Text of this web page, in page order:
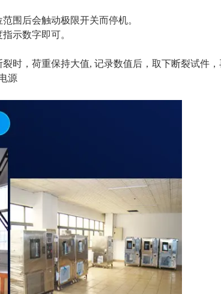
围后会触动极限开关而停机。
示数字即可。
时，荷重保持大值, 记录数值后，取下断裂试件
源